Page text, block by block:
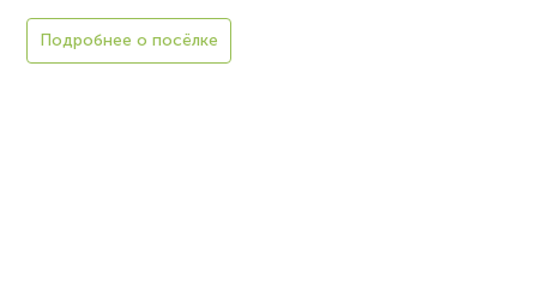
Подробнее о посёлке